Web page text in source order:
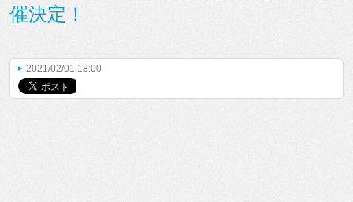
催決定！
2021/02/01 18:00